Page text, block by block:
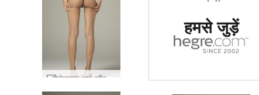
हमसे जुड़ें